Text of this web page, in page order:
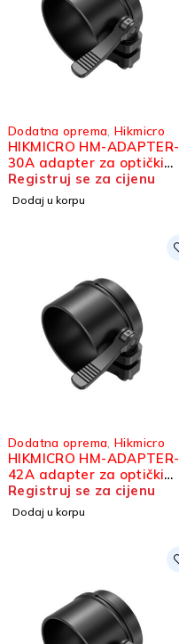
Dodatna oprema Hikmicro
HIKMICRO HM-ADAPTER-
30A adapter za optički
ciljnik
Registruj se za cijenu
Dodaj u korpu
Dodatna oprema Hikmicro
HIKMICRO HM-ADAPTER-
42A adapter za optički
ciljnik
Registruj se za cijenu
Dodaj u korpu